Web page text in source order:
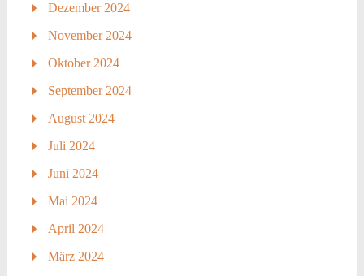
Dezember 2024
November 2024
Oktober 2024
September 2024
August 2024
Juli 2024
Juni 2024
Mai 2024
April 2024
März 2024